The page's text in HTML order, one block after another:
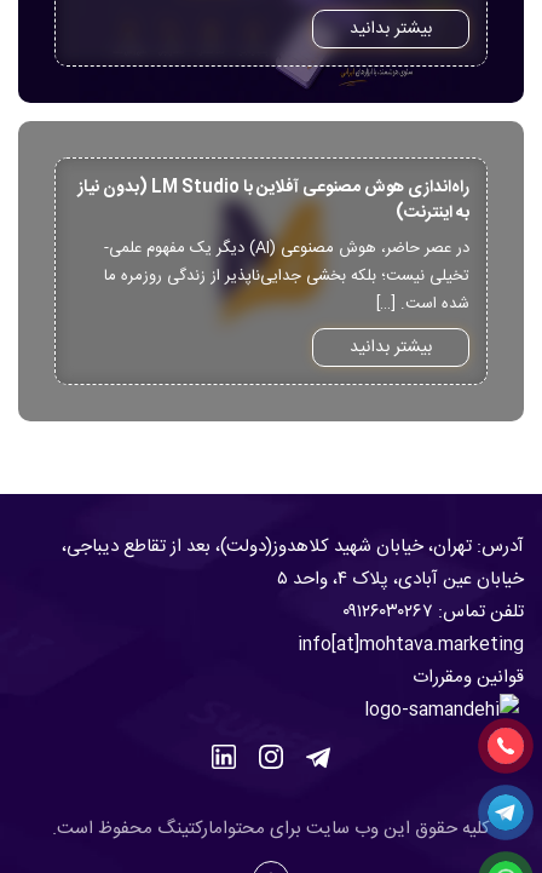
بیشتر بدانید
راه‌اندازی هوش مصنوعی آفلاین با LM Studio (بدون نیاز
به اینترنت)
در عصر حاضر، هوش مصنوعی (AI) دیگر یک مفهوم علمی-
تخیلی نیست؛ بلکه بخشی جدایی‌ناپذیر از زندگی روزمره ما
شده است. […]
بیشتر بدانید
آدرس: تهران، خیابان شهید کلاهدوز(دولت)، بعد از تقاطع دیباجی،
خیابان عین آبادی، پلاک ۴، واحد ۵
تلفن تماس:
۰۹۱۲۶۰۳۰۲۶۷
info[at]mohtava.marketing
قوانین ومقررات
.کلیه حقوق این وب سایت برای محتوامارکتینگ محفوظ است